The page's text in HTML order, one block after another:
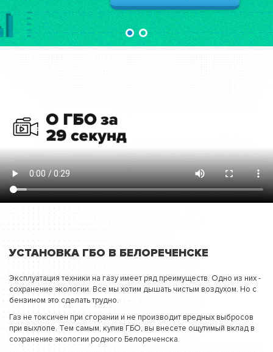
УСТАНОВКА ГБО В БЕЛОРЕЧЕНСКЕ
Эксплуатация техники на газу имеет ряд преимуществ. Одно из них -
сохранение экологии. Все мы хотим дышать чистым воздухом. Но с
бензином это сделать трудно.
Газ не токсичен при сгорании и не производит вредных выбросов
при выхлопе. Тем самым, купив ГБО, вы внесете ощутимый вклад в
сохранение экологии родного Белореченска.